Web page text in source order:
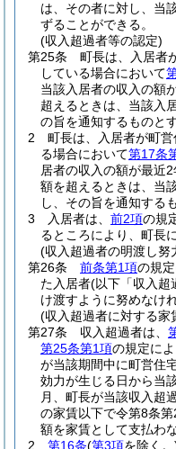
は、その者に対し、当
ずることができる。
(収入超過者等の認定)
第25条
町長は、入居者
している場合において
当該入居者の収入の額
超えるときは、当該入
の旨を通知するものとす
2
町長は、入居者が町
る場合において第17条
居者の収入の額が最近
額を超えるときは、当
し、その旨を通知する
3
入居者は、 前2項の規
るところにより、町長
(収入超過者の明渡し努
第26条
前条第1項の規
た入居者(以下「収入超
け渡すように努めなけ
(収入超過者に対する家
第27条
収入超過者は、
第25条第1項の規定に
が当該期間中に町営住
効力が生じる日から当
月、町長が当該収入超
の家賃以下で令第8条
額を家賃として支払わ
2
第16条(第3項を除く。